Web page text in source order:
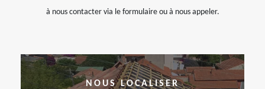
à nous contacter via le formulaire ou à nous appeler.
NOUS LOCALISER